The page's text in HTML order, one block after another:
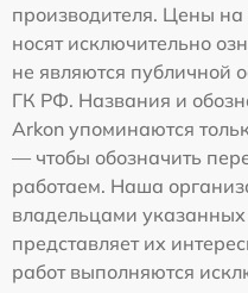
производителя. Цены
носят исключительно
не являются публичной
ГК РФ. Названия и
Arkon упоминаются
— чтобы обозначить
работаем. Наша
владельцами
представляет их
работ выполняются